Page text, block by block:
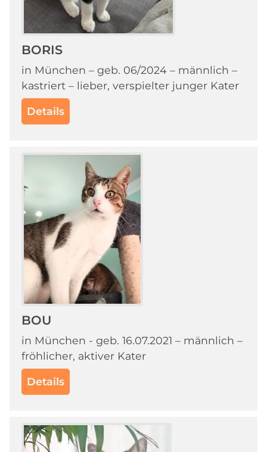
BORIS
in München – geb. 06/2024 – männlich –
kastriert – lieber, verspielter junger Kater
Details
BOU
in München - geb. 16.07.2021 – männlich –
fröhlicher, aktiver Kater
Details